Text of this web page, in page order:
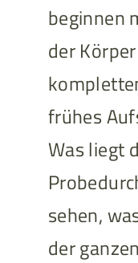
beginnen
der
frühes
Was liegt
sehen,
der